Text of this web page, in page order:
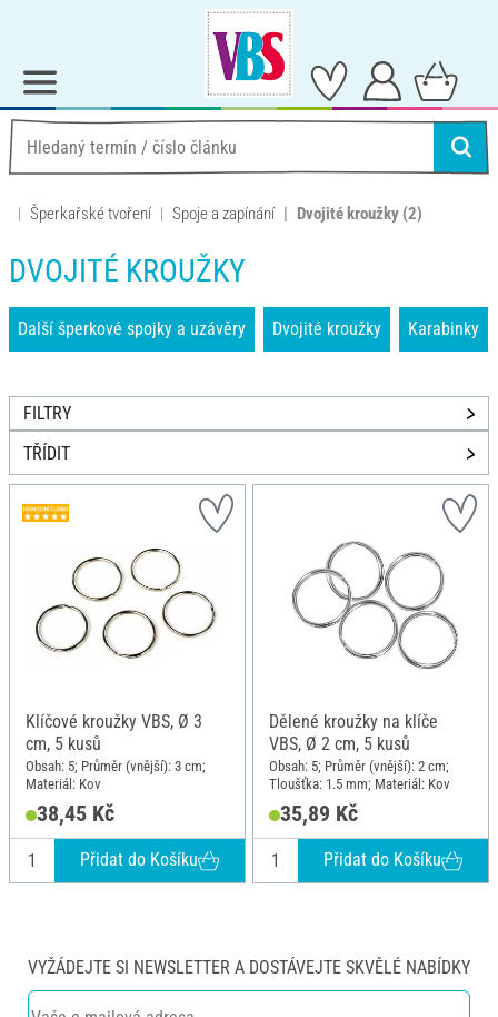
Šperkařské tvoření Spoje a zapínání Dvojité kroužky (2)
DVOJITÉ KROUŽKY
Další šperkové spojky a uzávěry Dvojité kroužky Karabinky
FILTRY
TŘÍDIT
Klíčové kroužky VBS, Ø 3
cm, 5 kusů
Obsah: 5; Průměr (vnější): 3 cm;
Materiál: Kov
38,45 Kč
Přidat do Košíku
Dělené kroužky na klíče
VBS, Ø 2 cm, 5 kusů
Obsah: 5; Průměr (vnější): 2 cm;
Tloušťka: 1.5 mm; Materiál: Kov
35,89 Kč
Přidat do Košíku
VYŽÁDEJTE SI NEWSLETTER A DOSTÁVEJTE SKVĚLÉ NABÍDKY